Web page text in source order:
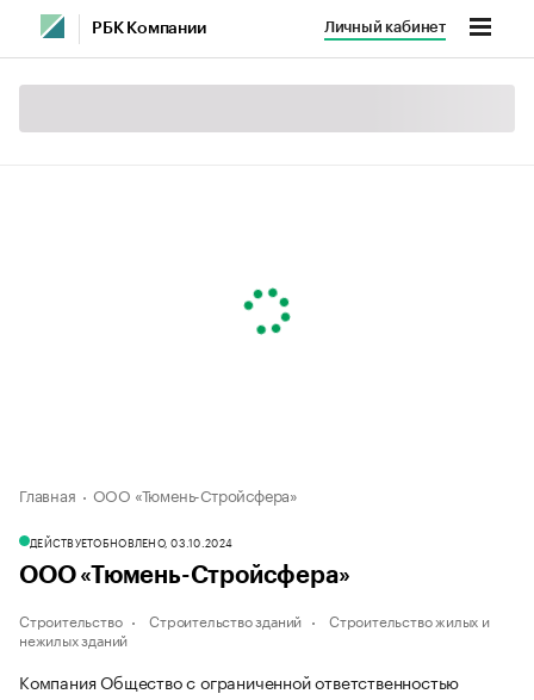
РБК Компании Личный кабинет
Главная ООО «Тюмень-Стройсфера»
ДЕЙСТВУЕТОБНОВЛЕНО, 03.10.2024
ООО «Тюмень-Стройсфера»
Строительство Строительство зданий
Строительство жилых и
нежилых зданий
Компания Общество с ограниченной ответственностью